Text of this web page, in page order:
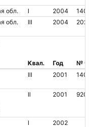
обл. I 2004
обл. III 2004
Квал. Год
№
III 2001
II 2001
I 2002